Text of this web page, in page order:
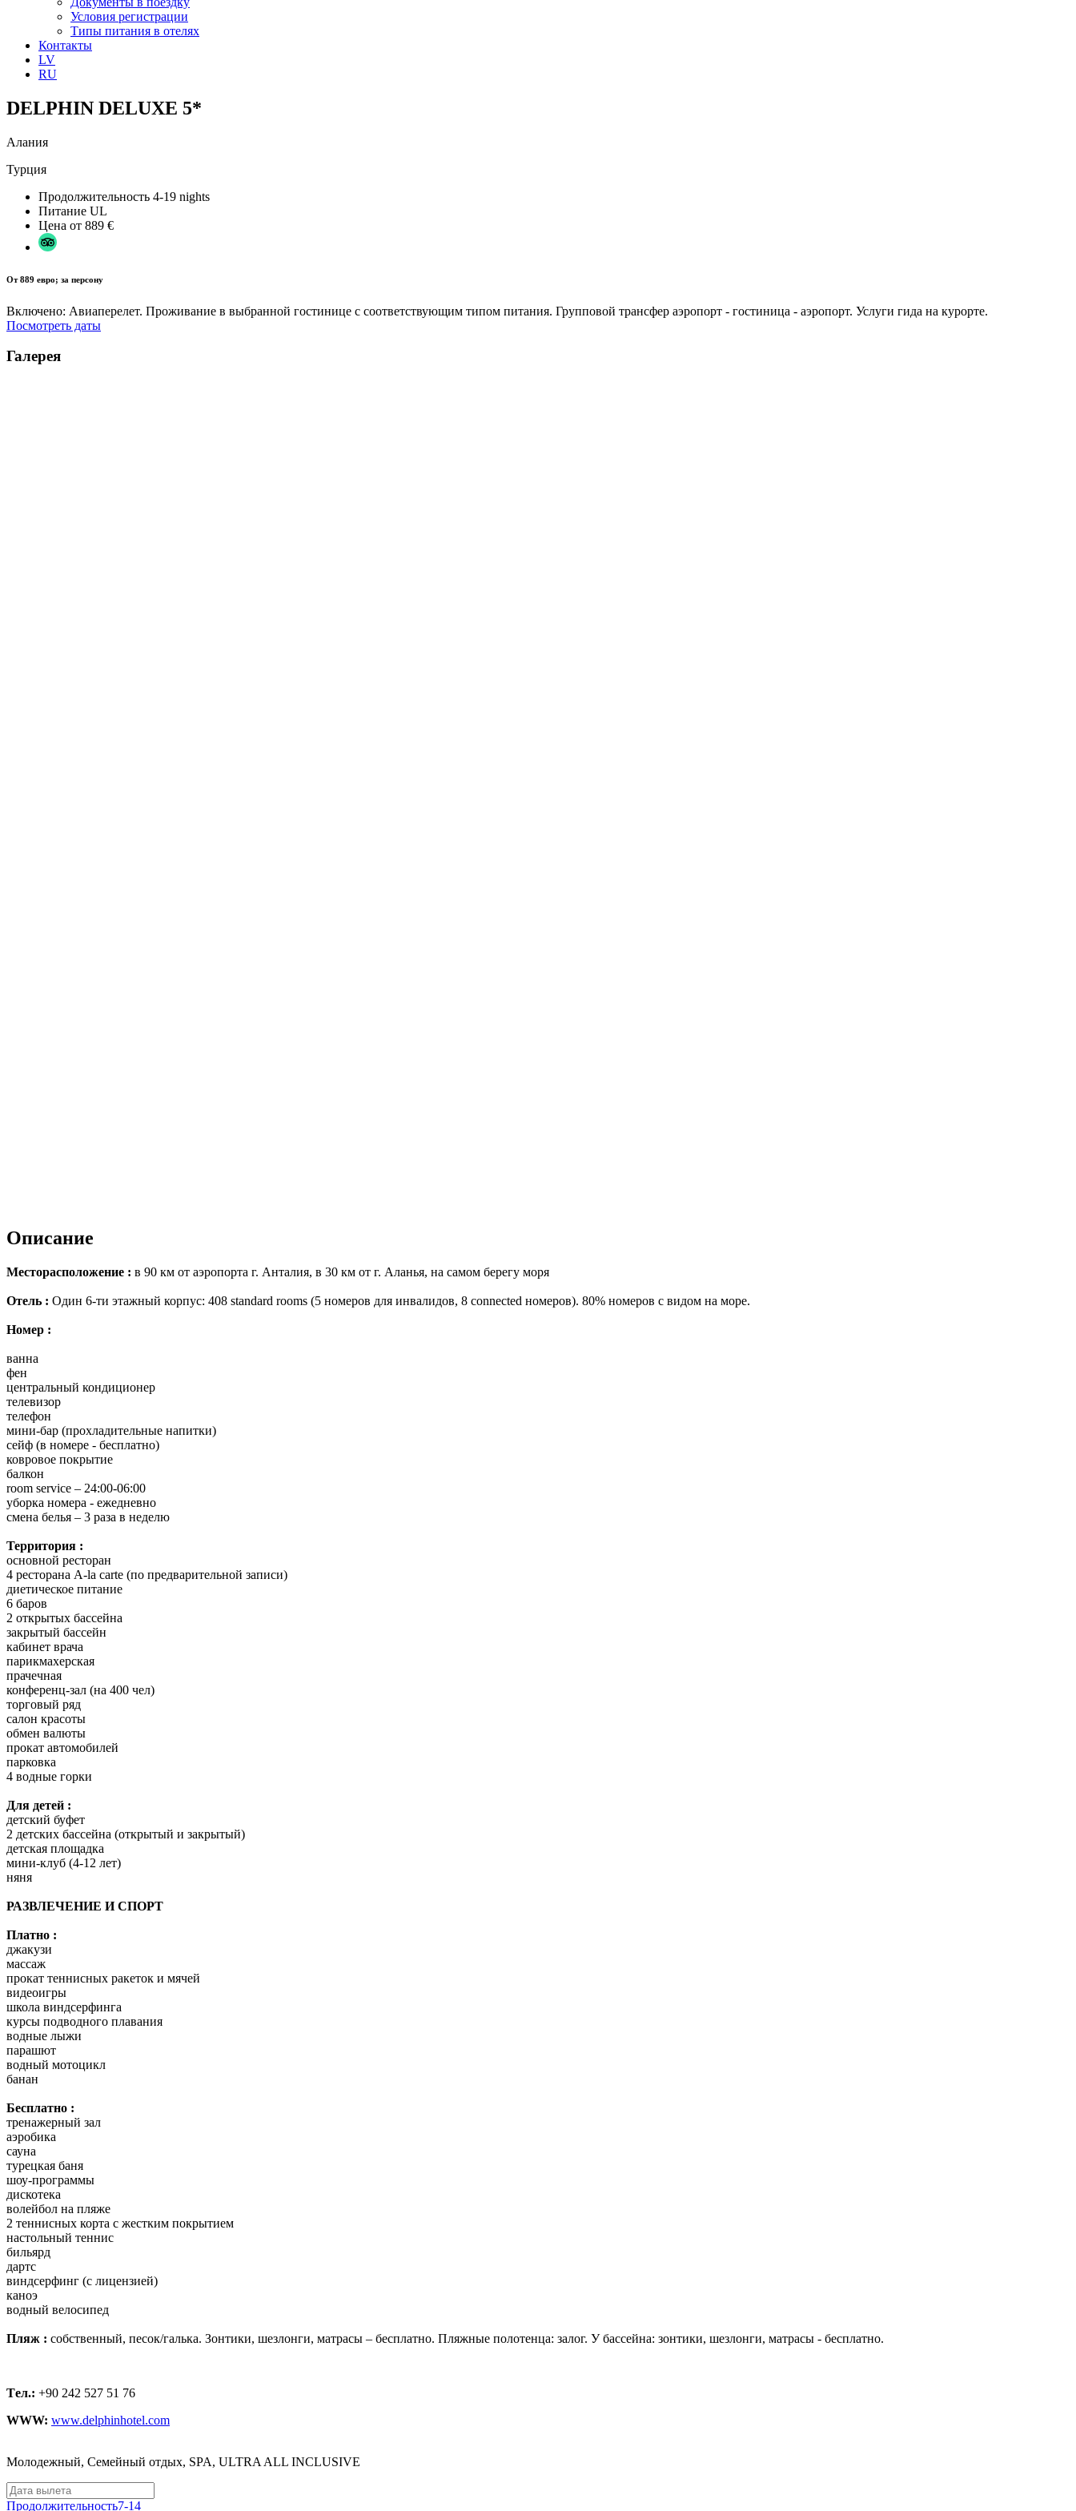
Условия регистрации
Типы питания в отелях
Контакты
LV
RU
DELPHIN DELUXE 5*
Алания
Турция
Продолжительность 4-19 nights
Питание UL
Цена от 889 €
От 889 евро; за персону
Включено: Авиаперелет. Проживание в выбранной гостинице с соответствующим типом питания. Групповой трансфер аэропорт - гостиница - аэропорт. Услуги гида на курорте.
Посмотреть даты
Галерея
Описание
Месторасположение : в 90 км от аэропорта г. Анталия, в 30 км от г. Аланья, на самом берегу моря
Отель : Один 6-ти этажный корпус: 408 standard rooms (5 номеров для инвалидов, 8 connected номеров). 80% номеров с видом на море.
Номер :
ванна
фен
центральный кондиционер
телевизор
телефон
мини-бар (прохладительные напитки)
сейф (в номере - бесплатно)
ковровое покрытие
балкон
room service – 24:00-06:00
уборка номера - ежедневно
смена белья – 3 раза в неделю
Территория :
основной ресторан
4 ресторана А-la carte (по предварительной записи)
диетическое питание
6 баров
2 открытых бассейна
закрытый бассейн
кабинет врача
парикмахерская
прачечная
конференц-зал (на 400 чел)
торговый ряд
салон красоты
обмен валюты
прокат автомобилей
парковка
4 водные горки
Для детей :
детский буфет
2 детских бассейна (открытый и закрытый)
детская площадка
мини-клуб (4-12 лет)
няня
РАЗВЛЕЧЕНИЕ И СПОРТ
Платно :
джакузи
массаж
прокат теннисных ракеток и мячей
видеоигры
школа виндсерфинга
курсы подводного плавания
водные лыжи
парашют
водный мотоцикл
банан
Бесплатно :
тренажерный зал
аэробика
сауна
турецкая баня
шоу-программы
дискотека
волейбол на пляже
2 теннисных корта с жестким покрытием
настольный теннис
бильярд
дартс
виндсерфинг (с лицензией)
каноэ
водный велосипед
Пляж : собственный, песок/галька. Зонтики, шезлонги, матрасы – бесплатно. Пляжные полотенца: залог. У бассейна: зонтики, шезлонги, матрасы - бесплатно.
Tел.: +90 242 527 51 76
WWW: www.delphinhotel.com
Молодежный, Семейный отдых, SPA, ULTRA ALL INCLUSIVE
Продолжительность7-14